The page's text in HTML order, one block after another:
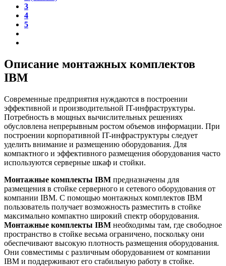
3
4
5
Описание монтажных комплектов
IBM
Современные предприятия нуждаются в построении
эффективной и производительной IT-инфраструктуры.
Потребность в мощных вычислительных решениях
обусловлена непрерывным ростом объемов информации. При
построении корпоративной IT-инфраструктуры следует
уделить внимание и размещению оборудования. Для
компактного и эффективного размещения оборудования часто
используются серверные шкаф и стойки.
Монтажные комплекты IBM предназначены для
размещения в стойке серверного и сетевого оборудования от
компании IBM. С помощью монтажных комплектов IBM
пользователь получает возможность разместить в стойке
максимально компактно широкий спектр оборудования.
Монтажные комплекты IBM необходимы там, где свободное
пространство в стойке весьма ограничено, поскольку они
обеспечивают высокую плотность размещения оборудования.
Они совместимы с различным оборудованием от компании
IBM и поддерживают его стабильную работу в стойке.